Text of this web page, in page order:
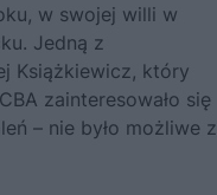
w swojej willi w
Jedną z
Książkiewicz, który
zainteresowało się
– nie było możliwe z